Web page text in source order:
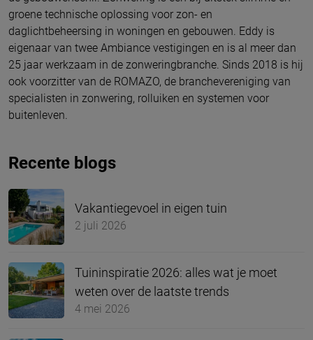
groene technische oplossing voor zon- en
daglichtbeheersing in woningen en gebouwen. Eddy is
eigenaar van twee Ambiance vestigingen en is al meer dan
25 jaar werkzaam in de zonweringbranche. Sinds 2018 is hij
ook voorzitter van de ROMAZO, de branchevereniging van
specialisten in zonwering, rolluiken en systemen voor
buitenleven.
Recente blogs
Vakantiegevoel in eigen tuin
2 juli 2026
Tuininspiratie 2026: alles wat je moet
weten over de laatste trends
4 mei 2026